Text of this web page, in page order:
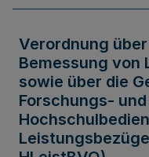
Verordnung
Bemessung von
sowie über die
Forschungs-